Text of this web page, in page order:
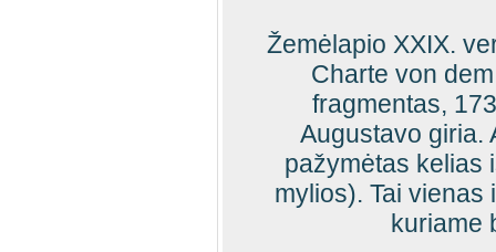
Žemėlapio XXIX.
Charte von
fragmentas,
Augustavo giria.
pažymėtas kelias
mylios). Tai vienas
kuriame